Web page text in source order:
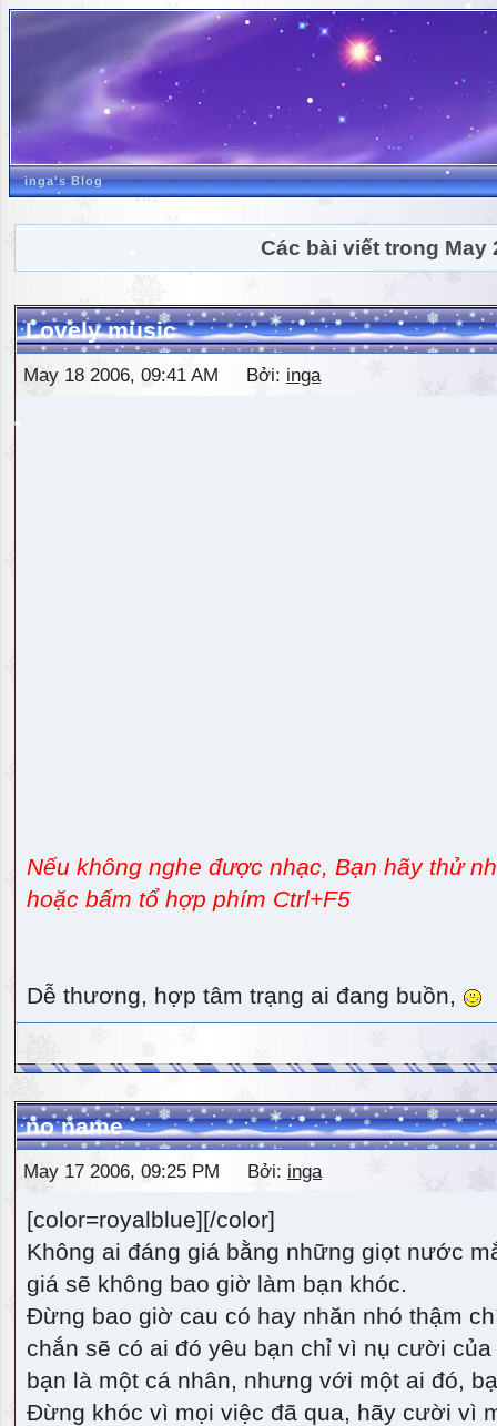
inga's Blog
Các bài viết trong May
Lovely music
May 18 2006, 09:41 AM Bởi: inga
Nếu không nghe được nhạc, Bạn hãy thử
hoặc bấm tổ hợp phím Ctrl+F5
Dễ thương, hợp tâm trạng ai đang buồn,
no name
May 17 2006, 09:25 PM Bởi: inga
[color=royalblue][/color]
Không ai đáng giá bằng những giọt nước
giá sẽ không bao giờ làm bạn khóc.
Đừng bao giờ cau có hay nhăn nhó thậm
chắn sẽ có ai đó yêu bạn chỉ vì nụ cười
bạn là một cá nhân, nhưng với một ai đó,
Đừng khóc vì mọi việc đã qua, hãy cười vì